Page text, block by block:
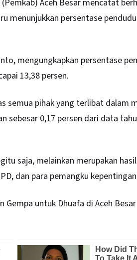
Aceh Besar mencatat
menunjukkan persentase
, mengungkapkan persentase
13,38 persen.
semua pihak yang terlibat dalam
sebesar 0,17 persen dari data
saja, melainkan merupakan
dan para pemangku
Gempa untuk Dhuafa di Aceh Besar